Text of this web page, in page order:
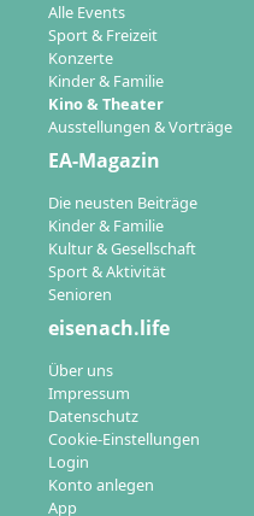
Alle Events
Sport & Freizeit
Konzerte
Kinder & Familie
Kino & Theater
Ausstellungen & Vorträge
EA-Magazin
Die neusten Beiträge
Kinder & Familie
Kultur & Gesellschaft
Sport & Aktivität
Senioren
eisenach.life
Über uns
Impressum
Datenschutz
Cookie-Einstellungen
Login
Konto anlegen
App